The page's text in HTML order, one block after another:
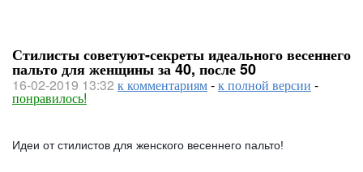
Стилисты советуют-секреты идеального весеннего
пальто для женщины за 40, после 50
16-02-2019 13:32 к комментариям-к полной версии -
понравилось!
Идеи от стилистов для женского весеннего пальто!